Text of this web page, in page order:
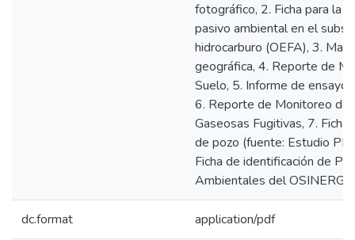
fotográfico, 2. Ficha para la
pasivo ambiental en el
hidrocarburo (OEFA), 3.
geográfica, 4. Reporte de
Suelo, 5. Informe de ensayo
6. Reporte de Monitoreo de
Gaseosas Fugitivas, 7. Ficha
de pozo (fuente: Estudio
Ficha de identificación de
Ambientales del
dc.format application/pdf